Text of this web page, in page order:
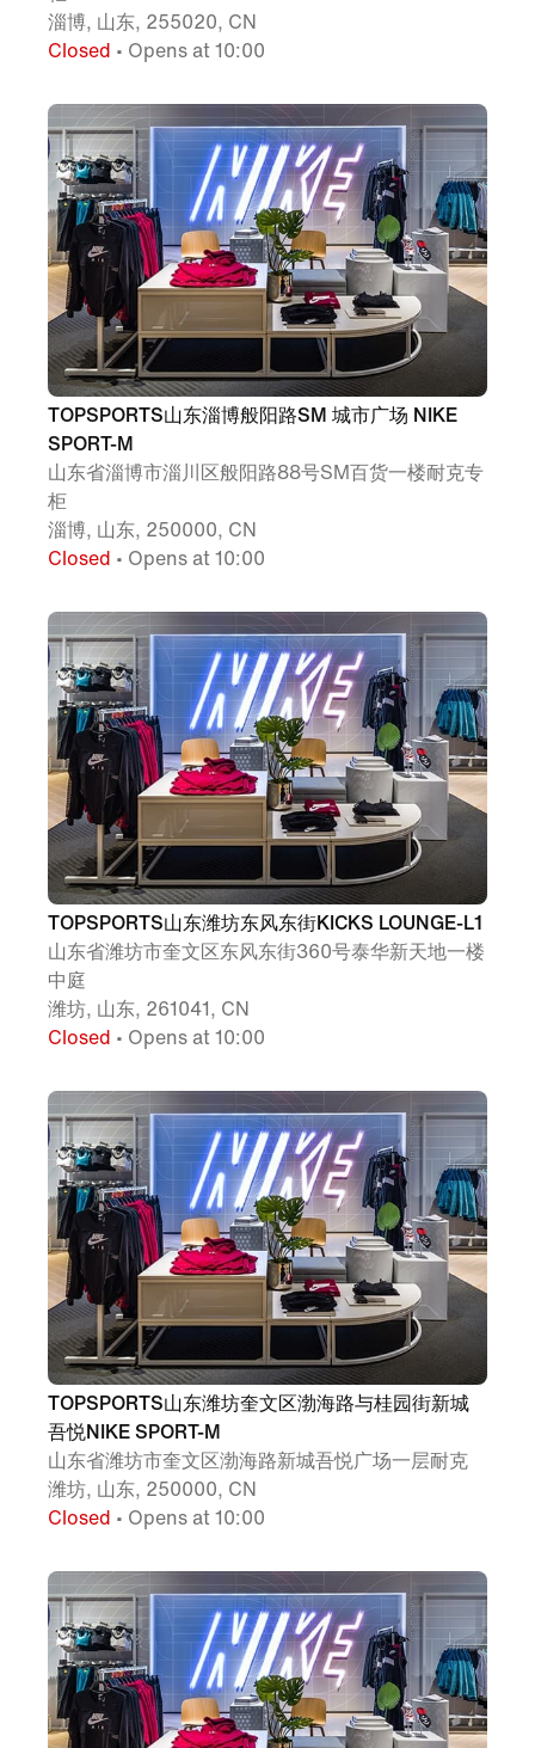
淄博, 山东, 255020, CN
Closed • Opens at 10:00
TOPSPORTS山东淄博般阳路SM 城市广场 NIKE
SPORT-M
山东省淄博市淄川区般阳路88号SM百货一楼耐克专
柜
淄博, 山东, 250000, CN
Closed • Opens at 10:00
TOPSPORTS山东潍坊东风东街KICKS LOUNGE-L1
山东省潍坊市奎文区东风东街360号泰华新天地一楼
中庭
潍坊, 山东, 261041, CN
Closed • Opens at 10:00
TOPSPORTS山东潍坊奎文区渤海路与桂园街新城
吾悦NIKE SPORT-M
山东省潍坊市奎文区渤海路新城吾悦广场一层耐克
潍坊, 山东, 250000, CN
Closed • Opens at 10:00